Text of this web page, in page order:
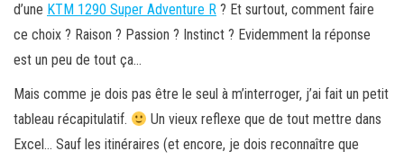
d’une KTM 1290 Super Adventure R ? Et surtout, comment faire
ce choix ? Raison ? Passion ? Instinct ? Evidemment la réponse
est un peu de tout ça…
Mais comme je dois pas être le seul à m’interroger, j’ai fait un petit
tableau récapitulatif.
Un vieux reflexe que de tout mettre dans
Excel… Sauf les itinéraires (et encore, je dois reconnaître que